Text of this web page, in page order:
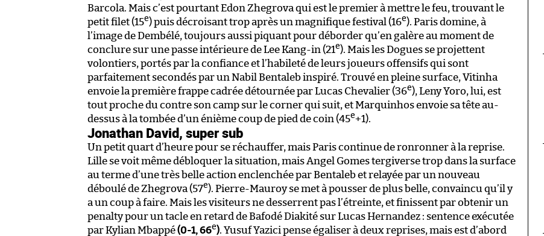
Barcola. Mais c’est pourtant Edon Zhegrova qui est le premier à mettre le feu, trouvant le
petit filet (15e) puis décroisant trop après un magnifique festival (16e). Paris domine, à
l’image de Dembélé, toujours aussi piquant pour déborder qu’en galère au moment de
conclure sur une passe intérieure de Lee Kang-in (21e). Mais les Dogues se projettent
volontiers, portés par la confiance et l’habileté de leurs joueurs offensifs qui sont
parfaitement secondés par un Nabil Bentaleb inspiré. Trouvé en pleine surface, Vitinha
envoie la première frappe cadrée détournée par Lucas Chevalier (36e), Leny Yoro, lui, est
tout proche du contre son camp sur le corner qui suit, et Marquinhos envoie sa tête au-
dessus à la tombée d’un énième coup de pied de coin (45e+1).
Jonathan David, super sub
Un petit quart d’heure pour se réchauffer, mais Paris continue de ronronner à la reprise.
Lille se voit même débloquer la situation, mais Angel Gomes tergiverse trop dans la surface
au terme d’une très belle action enclenchée par Bentaleb et relayée par un nouveau
déboulé de Zhegrova (57e). Pierre-Mauroy se met à pousser de plus belle, convaincu qu’il y
a un coup à faire. Mais les visiteurs ne desserrent pas l’étreinte, et finissent par obtenir un
penalty pour un tacle en retard de Bafodé Diakité sur Lucas Hernandez : sentence exécutée
par Kylian Mbappé(0-1, 66e). Yusuf Yazici pense égaliser à deux reprises, mais est d’abord